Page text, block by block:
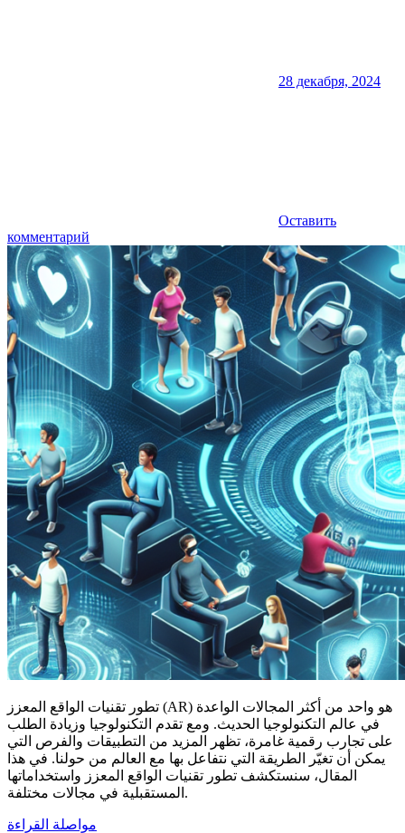
28 декабря, 2024
Оставить
комментарий
تطور تقنيات الواقع المعزز (AR) هو واحد من أكثر المجالات الواعدة
في عالم التكنولوجيا الحديث. ومع تقدم التكنولوجيا وزيادة الطلب
على تجارب رقمية غامرة، تظهر المزيد من التطبيقات والفرص التي
يمكن أن تغيّر الطريقة التي نتفاعل بها مع العالم من حولنا. في هذا
المقال، سنستكشف تطور تقنيات الواقع المعزز واستخداماتها
المستقبلية في مجالات مختلفة.
مواصلة القراءة